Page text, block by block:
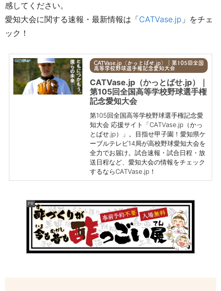
感してください。
愛知大会に関する速報・最新情報は「CATVase.jp 」をチェ
ック！
CATVase.jp（かっとばせ.jp）｜第105回全国
高等学校野球選手権記念愛知大会
CATVase.jp（かっとばせ.jp）｜
第105回全国高等学校野球選手権
記念愛知大会
第105回全国高等学校野球選手権記念愛
知大会 応援サイト「CATVase.jp（かっ
とばせ.jp）」。目指せ甲子園！愛知県ケ
ーブルテレビ14局が高校野球愛知大会を
全力でお届け。試合速報・試合日程・放
送日程など、愛知大会の情報をチェック
するならCATVase.jp！